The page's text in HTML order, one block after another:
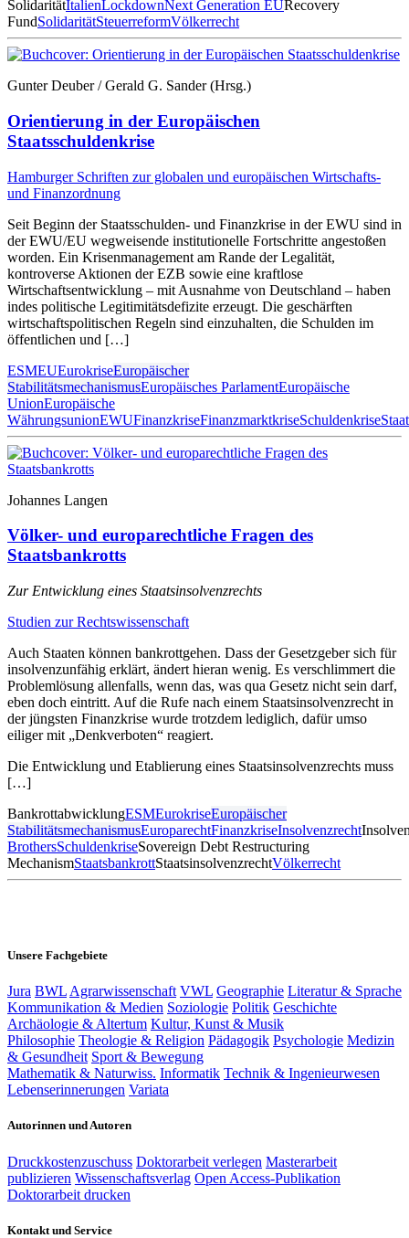
SolidaritätItalienLockdownNext Generation EURecovery
FundSolidaritätSteuerreformVölkerrecht
Gunter Deuber / Gerald G. Sander (Hrsg.)
Orientierung in der Europäischen
Staatsschuldenkrise
Hamburger Schriften zur globalen und europäischen Wirtschafts-
und Finanzordnung
Seit Beginn der Staatsschulden- und Finanzkrise in der EWU sind in
der EWU/EU wegweisende institutionelle Fortschritte angestoßen
worden. Ein Krisenmanagement am Rande der Legalität,
kontroverse Aktionen der EZB sowie eine kraftlose
Wirtschaftsentwicklung – mit Ausnahme von Deutschland – haben
indes politische Legitimitätsdefizite erzeugt. Die geschärften
wirtschaftspolitischen Regeln sind einzuhalten, die Schulden im
öffentlichen und […]
ESMEUEurokriseEuropäischer
StabilitätsmechanismusEuropäisches ParlamentEuropäische
UnionEuropäische
WährungsunionEWUFinanzkriseFinanzmarktkriseSchuldenkrise
Johannes Langen
Völker- und europarechtliche Fragen des
Staatsbankrotts
Zur Entwicklung eines Staatsinsolvenzrechts
Studien zur Rechtswissenschaft
Auch Staaten können bankrottgehen. Dass der Gesetzgeber sich für
insolvenzunfähig erklärt, ändert hieran wenig. Es verschlimmert die
Problemlösung allenfalls, wenn das, was qua Gesetz nicht sein darf,
eben doch eintritt. Auf die Rufe nach einem Staatsinsolvenzrecht in
der jüngsten Finanzkrise wurde trotzdem lediglich, dafür umso
eiliger mit „Denkverboten“ reagiert.
Die Entwicklung und Etablierung eines Staatsinsolvenzrechts muss
[…]
BankrottabwicklungESMEurokriseEuropäischer
StabilitätsmechanismusEuroparechtFinanzkriseInsolvenzrecht
BrothersSchuldenkriseSovereign Debt Restructuring
MechanismStaatsbankrottStaatsinsolvenzrechtVölkerrecht
Unsere Fachgebiete
Jura BWL Agrarwissenschaft VWL Geographie Literatur & Sprache
Kommunikation & Medien Soziologie Politik Geschichte
Archäologie & Altertum Kultur, Kunst & Musik
Philosophie Theologie & Religion Pädagogik Psychologie Medizin
& Gesundheit Sport & Bewegung
Mathematik & Naturwiss. Informatik Technik & Ingenieurwesen
Lebenserinnerungen Variata
Autorinnen und Autoren
Druckkostenzuschuss Doktorarbeit verlegen Masterarbeit
publizieren Wissenschaftsverlag Open Access-Publikation
Doktorarbeit drucken
Kontakt und Service